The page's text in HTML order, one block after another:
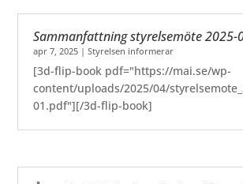
Sammanfattning styrelsemöte 2025-
apr 7, 2025 |Styrelsen informerar
[3d-flip-book pdf="https://mai.se/wp-
content/uploads/2025/04/
01.pdf"][/3d-flip-book]